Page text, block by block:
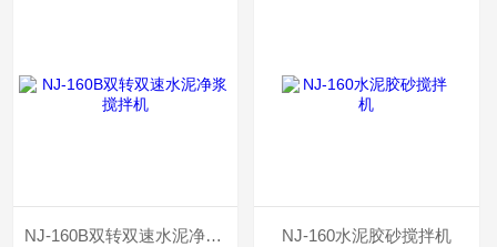
NJ-160B双转双速水泥净浆搅拌机 NJ-160水泥胶砂搅拌机